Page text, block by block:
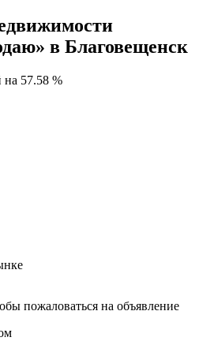
в Благовещенск
на 57.58 %
пожаловаться на объявление